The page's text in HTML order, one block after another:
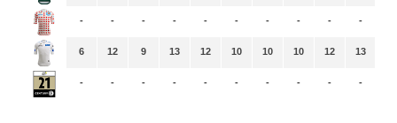
-
6
-
-
12
-
-
9
-
-
13
-
-
12
-
-
10
-
-
10
-
-
10
-
-
12
-
-
13
-